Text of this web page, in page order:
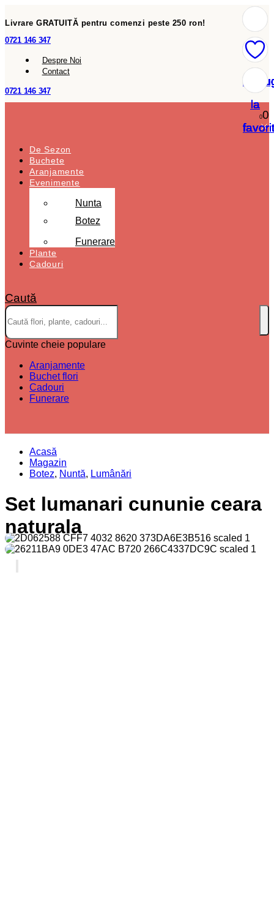
Livrare GRATUITĂ pentru comenzi peste 250 ron!
0721 146 347
Despre Noi
Contact
0721 146 347
00
De Sezon
Buchete
Aranjamente
Evenimente
Nunta
Botez
Funerare
Plante
Cadouri
Caută
Cuvinte cheie populare
Aranjamente
Buchet flori
Cadouri
Funerare
Acasă
Magazin
Botez, Nuntă, Lumânări
Set lumanari cununie ceara
naturala
la
la
la
la
la
la
la